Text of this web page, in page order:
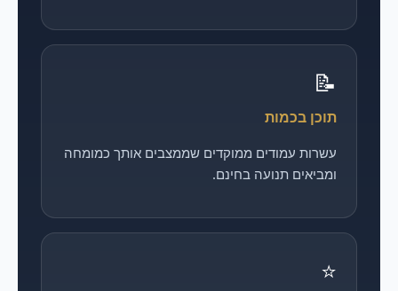
📝
תוכן בכמות
עשרות עמודים ממוקדים שממצבים אותך כמומחה
ומביאים תנועה בחינם.
⭐